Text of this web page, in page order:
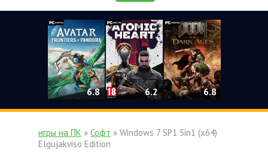
6.8 6.2 6.8
игры на ПК » Софт » Windows 7 SP1 5in1 (x64)
Elgujakviso Edition